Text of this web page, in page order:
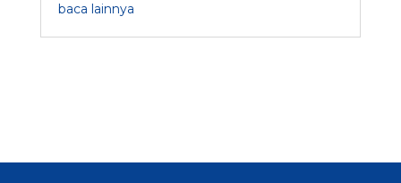
baca lainnya